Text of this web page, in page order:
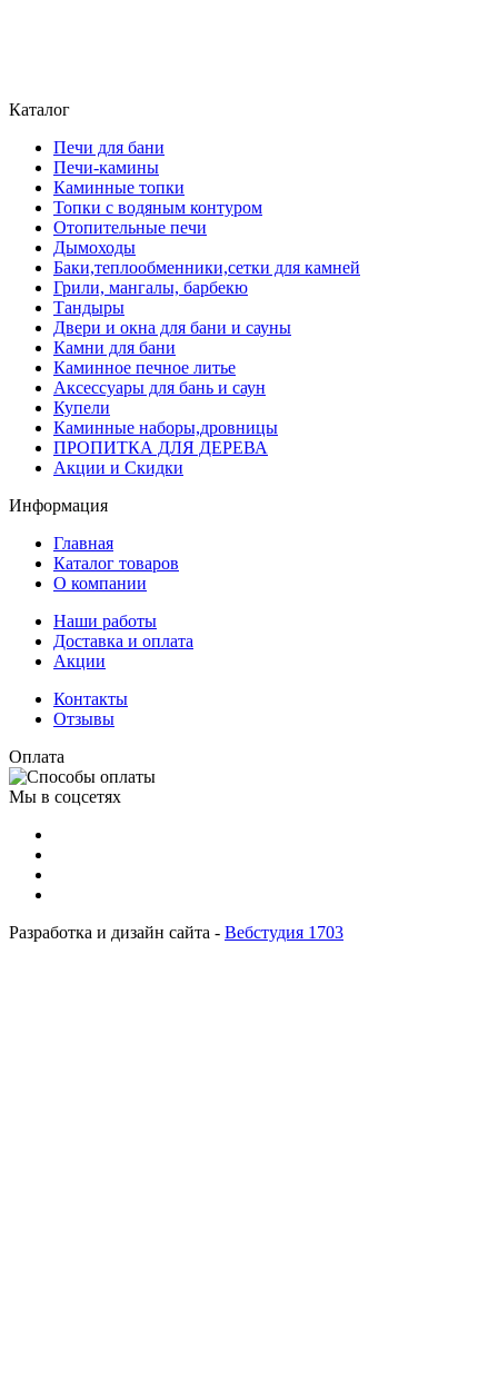
Каталог
Печи для бани
Печи-камины
Каминные топки
Топки с водяным контуром
Отопительные печи
Дымоходы
Баки,теплообменники,сетки для камней
Грили, мангалы, барбекю
Тандыры
Двери и окна для бани и сауны
Камни для бани
Каминное печное литье
Аксессуары для бань и саун
Купели
Каминные наборы,дровницы
ПРОПИТКА ДЛЯ ДЕРЕВА
Акции и Скидки
Информация
Главная
Каталог товаров
О компании
Наши работы
Доставка и оплата
Акции
Контакты
Отзывы
Оплата
Мы в соцсетях
Разработка и дизайн сайта - Вебстудия 1703